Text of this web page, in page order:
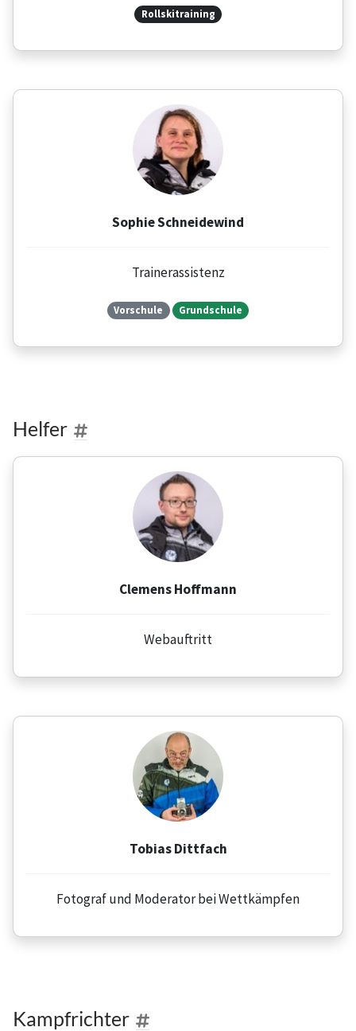
Rollskitraining
Sophie Schneidewind
Trainerassistenz
Vorschule Grundschule
Helfer
Clemens Hoffmann
Webauftritt
Tobias Dittfach
Fotograf und Moderator bei Wettkämpfen
Kampfrichter